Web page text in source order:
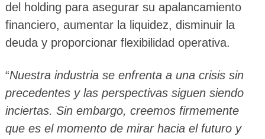
del holding para asegurar su apalancamiento
financiero, aumentar la liquidez, disminuir la
deuda y proporcionar flexibilidad operativa.
“Nuestra industria se enfrenta a una crisis sin
precedentes y las perspectivas siguen siendo
inciertas. Sin embargo, creemos firmemente
que es el momento de mirar hacia el futuro y